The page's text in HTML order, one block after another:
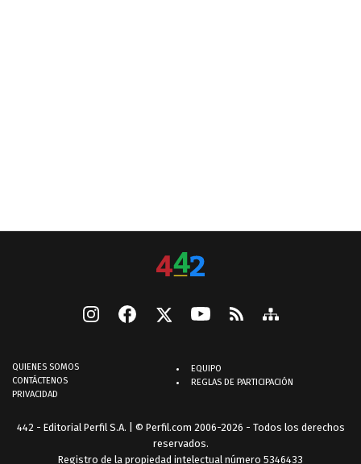
QUIENES SOMOS
CONTÁCTENOS
PRIVACIDAD
EQUIPO
REGLAS DE PARTICIPACIÓN
442 - Editorial Perfil S.A. | © Perfil.com 2006-2026 - Todos los derechos
reservados.
Registro de la propiedad intelectual número 5346433